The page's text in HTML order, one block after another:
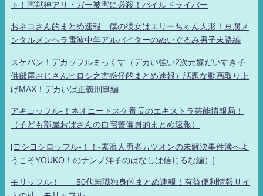
ト！害獣神アリ・ガー被害に必殺！パイルドライバー
おネコさん的まとめ速報 僕の彼女はエリーちゃん人形！豆腐メ
ンタルメンヘラ電波中年アルバイターのぬいぐるみ男子末路編
スケバン！デカッフルまっくす（デカい強い2次元嫁だいすき子
供部屋おじさんヒロシ之古惑仔的まとめ速報）話題な動画取り上
げMAX！デカいは正義刑事編
アキヨッフル-！ネオニートスケ番長のエキストラ芸能情報局！
（子ども部屋おばさんの自宅警備員的まとめ速報）
[ヨシヨシロッフル-！！-素浪人勇者カツオンの未解決事件簿へよ
うこそYOUKO！のナンノ洋子のはなしは信じるな編）]
モリッフル！ 50代無職独身的まとめ速報！有益便利情報サイ